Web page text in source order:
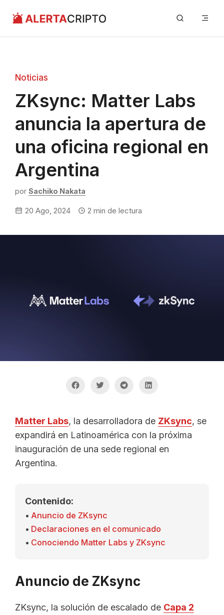
contenido
Noticias
ZKsync: Matter Labs
anuncia la apertura de
una oficina regional en
Argentina
por Sachiko Nakata
20 Ago, 2024 2 min de lectura
Matter Labs, la desarrolladora de ZKsync, se
expandirá en Latinoamérica con la próxima
inauguración de una sede regional en
Argentina.
Contenido:
Anuncio de ZKsync
Declaraciones en el comunicado
Conociendo Matter Labs y ZKsync
Anuncio de ZKsync
ZKsync, la solución de escalado de Capa 2